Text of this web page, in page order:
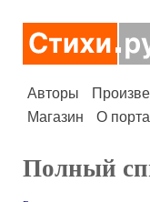
Авторы
Магазин
О
Полный